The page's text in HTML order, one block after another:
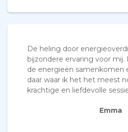
De heling door
bijzondere ervaring voor
de energieën samenkomen
daar waar ik het het meest
krachtige en liefdevolle
Emma